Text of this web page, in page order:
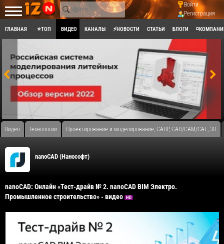
Войти
Регистрация
ГЛАВНАЯ ⭐ТОП ВИДЕО КАНАЛЫ ⚡НОВОСТИ СТАТЬИ БЛОГИ
Видео Технологии Проектирование и моделирование, САПР, CAD/CAM/CAE, 3D
nanoCAD (Нанософт)
nanoCAD: Онлайн «Тест-драйв № 2. nanoCAD BIM Электро.
Промышленное строительство» - видео
HD